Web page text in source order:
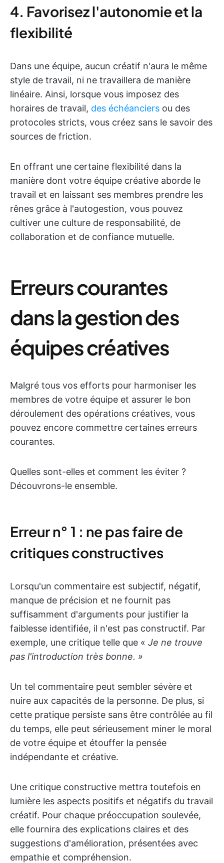
4. Favorisez l'autonomie et la
flexibilité
Dans une équipe, aucun créatif n'aura le même
style de travail, ni ne travaillera de manière
linéaire. Ainsi, lorsque vous imposez des
horaires de travail, des échéanciers ou des
protocoles stricts, vous créez sans le savoir des
sources de friction.
En offrant une certaine flexibilité dans la
manière dont votre équipe créative aborde le
travail et en laissant ses membres prendre les
rênes grâce à l'autogestion, vous pouvez
cultiver une culture de responsabilité, de
collaboration et de confiance mutuelle.
Erreurs courantes
dans la gestion des
équipes créatives
Malgré tous vos efforts pour harmoniser les
membres de votre équipe et assurer le bon
déroulement des opérations créatives, vous
pouvez encore commettre certaines erreurs
courantes.
Quelles sont-elles et comment les éviter ?
Découvrons-le ensemble.
Erreur n° 1 : ne pas faire de
critiques constructives
Lorsqu'un commentaire est subjectif, négatif,
manque de précision et ne fournit pas
suffisamment d'arguments pour justifier la
faiblesse identifiée, il n'est pas constructif. Par
exemple, une critique telle que « Je ne trouve
pas l'introduction très bonne. »
Un tel commentaire peut sembler sévère et
nuire aux capacités de la personne. De plus, si
cette pratique persiste sans être contrôlée au fil
du temps, elle peut sérieusement miner le moral
de votre équipe et étouffer la pensée
indépendante et créative.
Une critique constructive mettra toutefois en
lumière les aspects positifs et négatifs du travail
créatif. Pour chaque préoccupation soulevée,
elle fournira des explications claires et des
suggestions d'amélioration, présentées avec
empathie et compréhension.